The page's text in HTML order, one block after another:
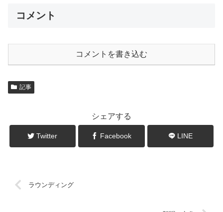
コメント
コメントを書き込む
記事
シェアする
Twitter Facebook LINE
ラウンディング